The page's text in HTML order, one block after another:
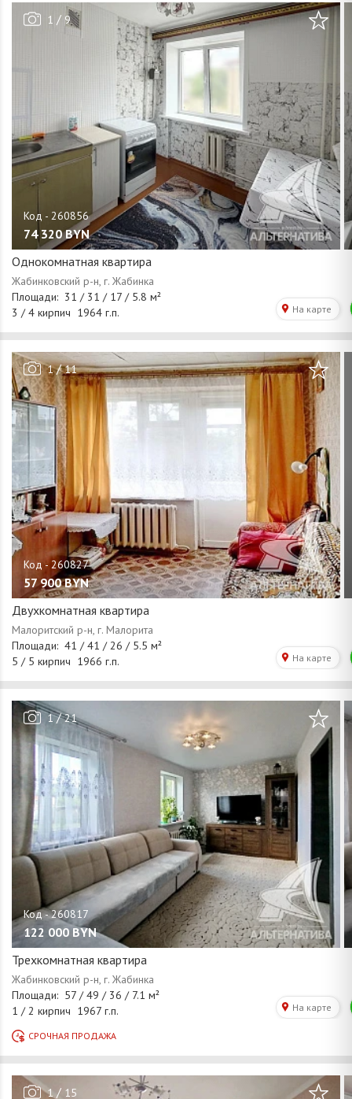
1 / 9
74 320 BYN
Однокомнатная квартира
1/11
57 900 BYN
Двухкомнатная квартира
1/21
122 000 BYN
Трехкомнатная квартира
1 / 15